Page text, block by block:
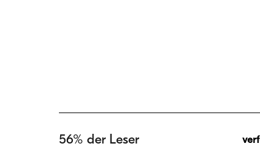
56% der Leser